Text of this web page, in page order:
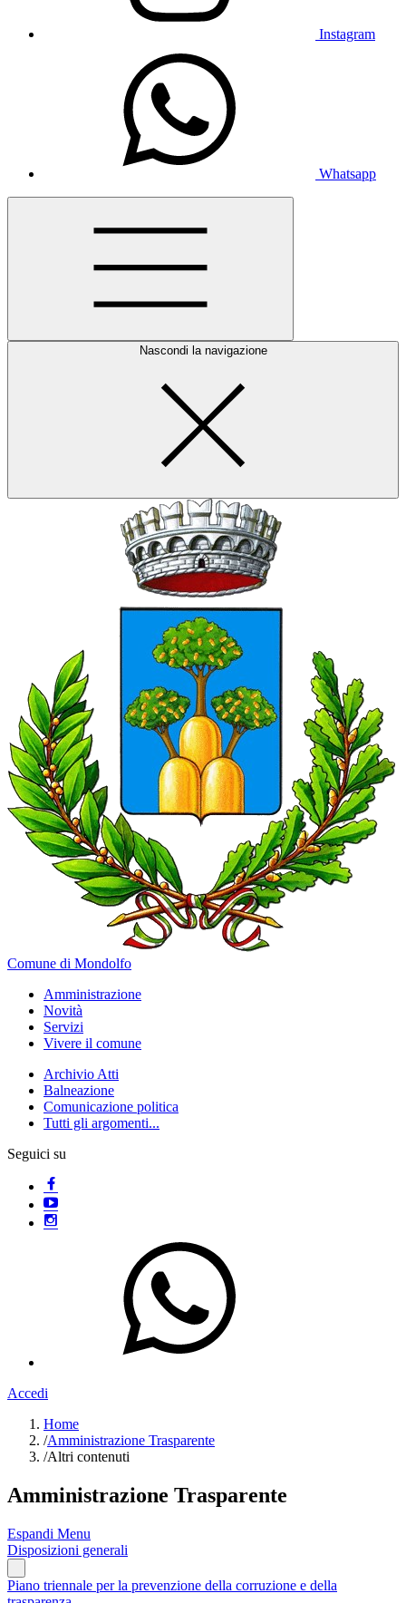
Instagram
Whatsapp
Nascondi la navigazione
Comune di Mondolfo
Amministrazione
Novità
Servizi
Vivere il comune
Archivio Atti
Balneazione
Comunicazione politica
Tutti gli argomenti...
Seguici su
Accedi
Home
/Amministrazione Trasparente
/Altri contenuti
Amministrazione Trasparente
Espandi Menu
Disposizioni generali
Piano triennale per la prevenzione della corruzione e della